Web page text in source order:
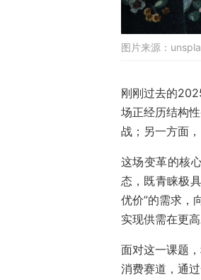
图片来源：
刚刚过去的
场正经历结构
战；另一方面
这场变革的核
态，既青睐极
优价”的需求，
实现供需在更
面对这一课题
消费赛道，通